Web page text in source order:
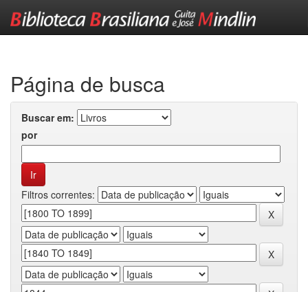
Página de busca
Buscar em:
por
Filtros correntes: